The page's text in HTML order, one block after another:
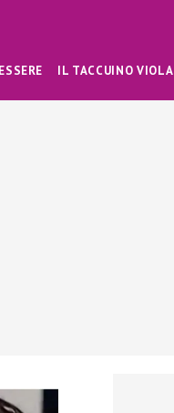
IL TACCUINO VIOLA